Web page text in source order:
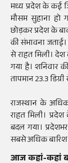
मध्य प्रदेश के कई
मौसम सुहाना हो
छोड़कर प्रदेश के
की संभावना
से राहत मिली। देश
गया है। शनिवार
तापमान 23.3
राजस्थान के
राहत मिली।
बदल गया।
सबसे अधिक बारिश
आज कहां-कहां